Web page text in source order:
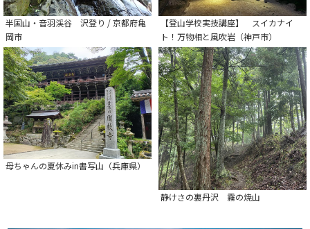
半国山・音羽渓谷 沢登り / 京都府亀
岡市
【登山学校実技講座】 スイカナイ
ト！万物相と風吹岩（神戸市）
母ちゃんの夏休みin書写山（兵庫県）
静けさの裏丹沢 霧の焼山